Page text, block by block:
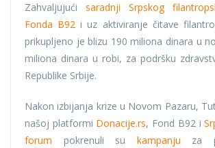
Zahvaljujući saradnji Srpskog
Fonda B92 i uz aktiviranje čitave
prikupljeno je blizu 190 miliona dinara u
miliona dinara u robi, za podršku
Republike Srbije.
Nakon izbijanja krize u Novom Pazaru,
našoj platformi Donacije.rs, Fond B92 i
forum pokrenuli su kampanju za